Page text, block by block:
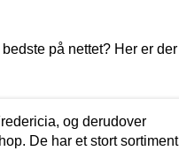
på nettet? Her er der
og derudover
De har et stort sortiment